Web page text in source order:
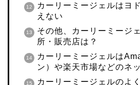
カーリーミージェルはヨ
えない
その他、カーリーミージ
所・販売店は？
カーリーミージェルは
ン）や楽天市場などのネ
カーリーミージェルのよ